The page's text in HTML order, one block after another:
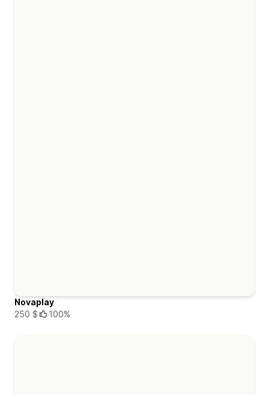
Novaplay
250 $
100%